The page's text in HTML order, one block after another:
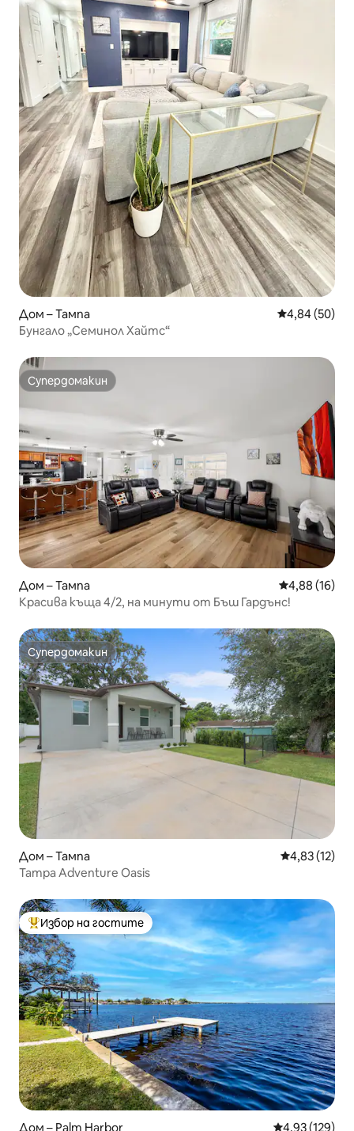
Дом – Тампа Средна
4,84 (50)
Бунгало „Семинол Хайтс“
Супердомакин
Супердомакин
Дом – Тампа Средна
4,88 (16)
Красива къща 4/2, на минути от Бъш Гардънс!
Супердомакин
Супердомакин
Дом – Тампа Средна
4,83 (12)
Tampa Adventure Oasis
Най-популярен избор на гостите
Избор на гостите
Дом – Palm Harbor Средна
4,93 (129)